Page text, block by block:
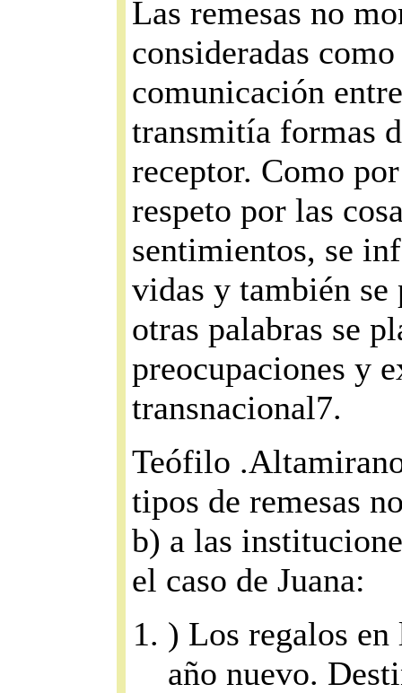
Las remesas no
consideradas
comunicación
transmitía formas
receptor. Como
respeto por las
sentimientos, se
vidas y también
otras palabras se
preocupaciones y
transnacional7.
Teófilo
tipos de remesas
b) a las
el caso de Juana:
) Los regalos
año nuevo.